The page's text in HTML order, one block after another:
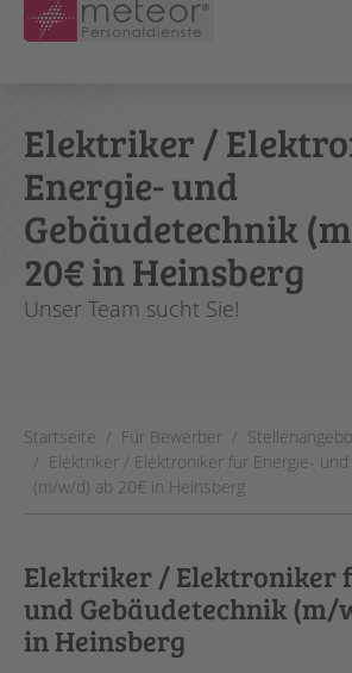
Elektriker /
Energie- und
Gebäudetechnik
20€ in Heinsberg
Unser Team sucht Sie!
Startseite Für Bewerber
Elektriker / Elektroniker für Energie-
(m/w/d) ab 20€ in Heinsberg
Elektriker / Elektroniker
und Gebäudetechnik (m/
in Heinsberg